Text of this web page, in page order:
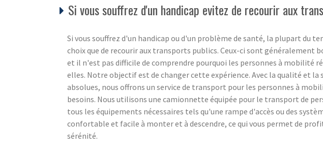
Si vous souffrez d'un handicap evitez de recourir aux
Si vous souffrez d'un handicap ou d'un problème de santé, la plupart du
choix que de recourir aux transports publics. Ceux-ci sont généralement
et il n'est pas difficile de comprendre pourquoi les personnes à mobilité
elles. Notre objectif est de changer cette expérience. Avec la qualité et
absolues, nous offrons un service de transport pour les personnes à
besoins. Nous utilisons une camionnette équipée pour le transport de
tous les équipements nécessaires tels qu'une rampe d'accès ou des
confortable et facile à monter et à descendre, ce qui vous permet de
sérénité.